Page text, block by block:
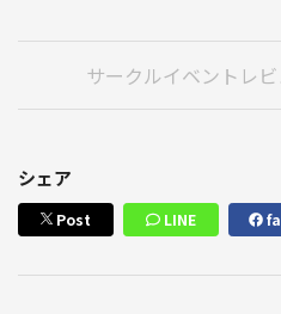
サークルイベントレ
シェア
Post LINE